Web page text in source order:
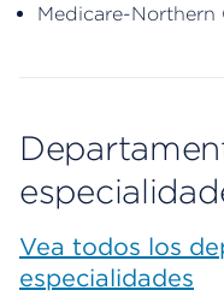
Medicare-Northern
Vea todos los
especialidades